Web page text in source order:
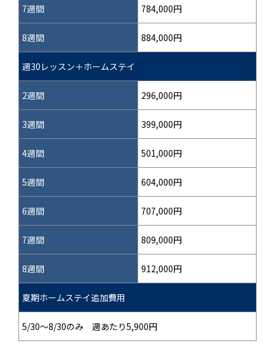
7週間 784,000円
8週間 884,000円
週30レッスン＋ホームステイ
2週間 296,000円
3週間 399,000円
4週間 501,000円
5週間 604,000円
6週間 707,000円
7週間 809,000円
8週間 912,000円
夏期ホームステイ追加費用
5/30～8/30のみ 週あたり5,900円